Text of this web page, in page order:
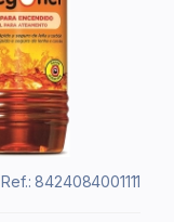
Ref.: 8424084001111